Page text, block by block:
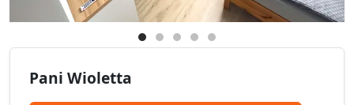
Pani Wioletta